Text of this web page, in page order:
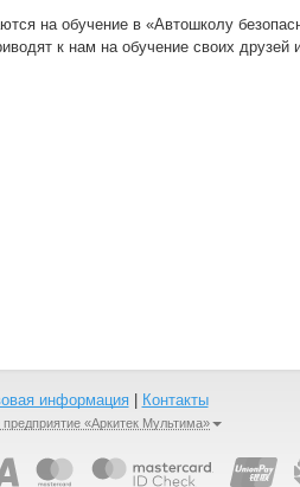
на обучение в «Автошколу
к нам на обучение своих друзей
информация| Контакты
предприятие «Аркитек Мультима»